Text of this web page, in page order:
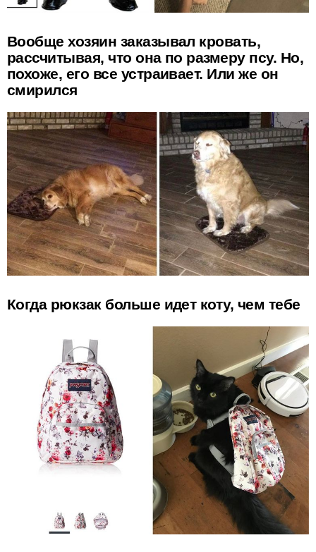
Вообще хозяин заказывал кровать,
рассчитывая, что она по размеру псу. Но,
похоже, его все устраивает. Или же он
смирился
Когда рюкзак больше идет коту, чем тебе